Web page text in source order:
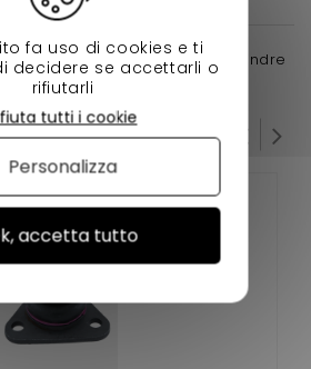
AIXAM (moteur KUBOTA bicylindre
stessa categoria:
fa uso di cookies e ti
decidere se accettarli o
rifiutarli
accetta tutto
tutti i cookie
Personalizza